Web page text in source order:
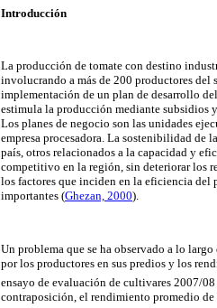
Introducción
La producción de tomate con destino
involucrando a más de 200 productores del
implementación de un plan de desarrollo
estimula la producción mediante subsidios
Los planes de negocio son las unidades
empresa procesadora. La sostenibilidad de
país, otros relacionados a la capacidad y
competitivo en la región, sin deteriorar los
los factores que inciden en la eficiencia del
importantes (Ghezan, 2000).
Un problema que se ha observado a lo
por los productores en sus predios y los
ensayo de evaluación de cultivares 2007/
contraposición, el rendimiento promedio